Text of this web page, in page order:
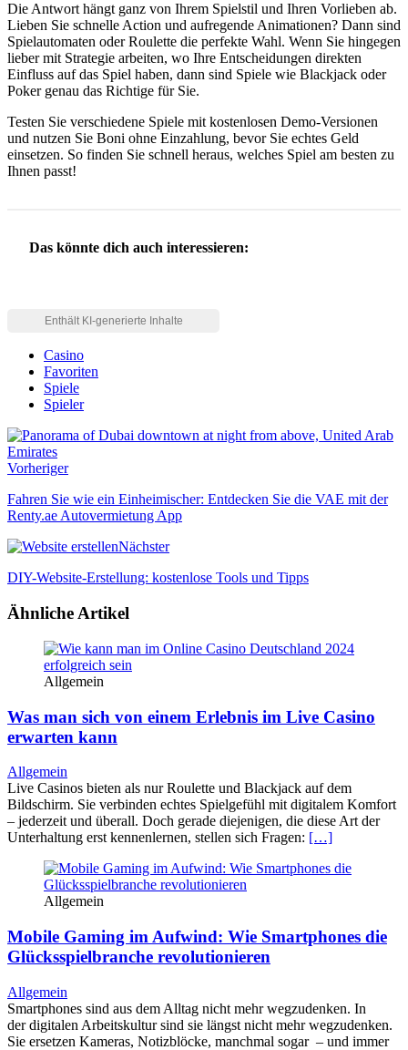
Die Antwort hängt ganz von Ihrem Spielstil und Ihren Vorlieben ab.
Lieben Sie schnelle Action und aufregende Animationen? Dann sind
Spielautomaten oder Roulette die perfekte Wahl. Wenn Sie hingegen
lieber mit Strategie arbeiten, wo Ihre Entscheidungen direkten
Einfluss auf das Spiel haben, dann sind Spiele wie Blackjack oder
Poker genau das Richtige für Sie.
Testen Sie verschiedene Spiele mit kostenlosen Demo-Versionen
und nutzen Sie Boni ohne Einzahlung, bevor Sie echtes Geld
einsetzen. So finden Sie schnell heraus, welches Spiel am besten zu
Ihnen passt!
Das könnte dich auch interessieren:
Casino
Favoriten
Spiele
Spieler
Vorheriger
Fahren Sie wie ein Einheimischer: Entdecken Sie die VAE mit der
Renty.ae Autovermietung App
Nächster
DIY-Website-Erstellung: kostenlose Tools und Tipps
Ähnliche Artikel
Allgemein
Was man sich von einem Erlebnis im Live Casino
erwarten kann
Allgemein
Live Casinos bieten als nur Roulette und Blackjack auf dem
Bildschirm. Sie verbinden echtes Spielgefühl mit digitalem Komfort
– jederzeit und überall. Doch gerade diejenigen, die diese Art der
Unterhaltung erst kennenlernen, stellen sich Fragen: […]
Allgemein
Mobile Gaming im Aufwind: Wie Smartphones die
Glücksspielbranche revolutionieren
Allgemein
Smartphones sind aus dem Alltag nicht mehr wegzudenken. In
der digitalen Arbeitskultur sind sie längst nicht mehr wegzudenken.
Sie ersetzen Kameras, Notizblöcke, manchmal sogar – und immer